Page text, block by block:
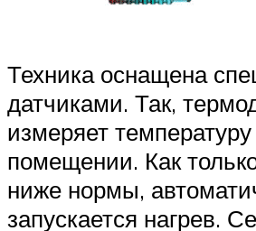
Техника оснащена
датчиками. Так,
измеряет
помещении. Как
ниже нормы,
запускается нагрев.